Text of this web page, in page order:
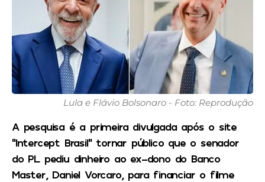
Lula e Flávio Bolsonaro - Foto: Reprodução
A pesquisa é a primeira divulgada após o site
“Intercept Brasil” tornar público que o senador
do PL pediu dinheiro ao ex-dono do Banco
Master, Daniel Vorcaro, para financiar o filme